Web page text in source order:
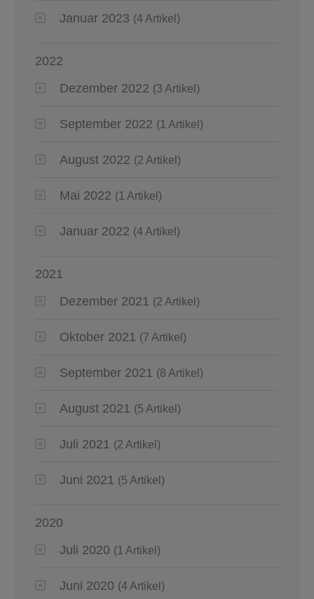
Januar 2023 (4 Artikel)
2022
Dezember 2022 (3 Artikel)
September 2022 (1 Artikel)
August 2022 (2 Artikel)
Mai 2022 (1 Artikel)
Januar 2022 (4 Artikel)
2021
Dezember 2021 (2 Artikel)
Oktober 2021 (7 Artikel)
September 2021 (8 Artikel)
August 2021 (5 Artikel)
Juli 2021 (2 Artikel)
Juni 2021 (5 Artikel)
2020
Juli 2020 (1 Artikel)
Juni 2020 (4 Artikel)